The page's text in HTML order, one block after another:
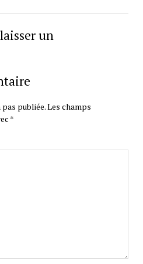
un
publiée.Les champs
*